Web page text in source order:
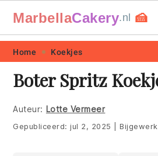
Skip
primary
navigation
Skip
main
content
Skip
primary
sidebar
Skip
footer
MarbellaCakery.nl 🍰
Home Koekjes
Boter Spritz
Auteur: Lotte Vermeer
Gepubliceerd:jul 2, 2025